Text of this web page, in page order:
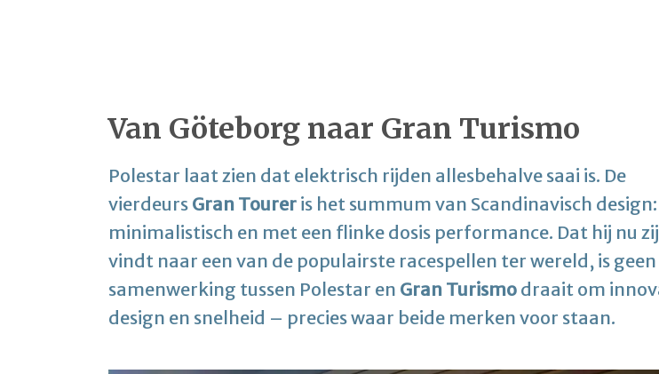
Van Göteborg naar Gran Turismo
Polestar laat zien dat elektrisch rijden allesbehalve saai is. De
vierdeurs Gran Tourer is het summum van Scandinavisch
minimalistisch en met een flinke dosis performance. Dat hij nu
vindt naar een van de populairste racespellen ter wereld, is
samenwerking tussen Polestar en Gran Turismo draait om
design en snelheid – precies waar beide merken voor staan.